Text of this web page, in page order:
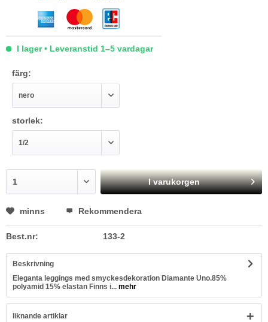
I lager • Leveranstid 1–5 vardagar
färg:
storlek:
I varukorgen
minns Rekommendera
Best.nr: 133-2
Beskrivning
Eleganta leggings med smyckesdekoration Diamante Uno.85%
polyamid 15% elastan Finns i... mehr
liknande artiklar